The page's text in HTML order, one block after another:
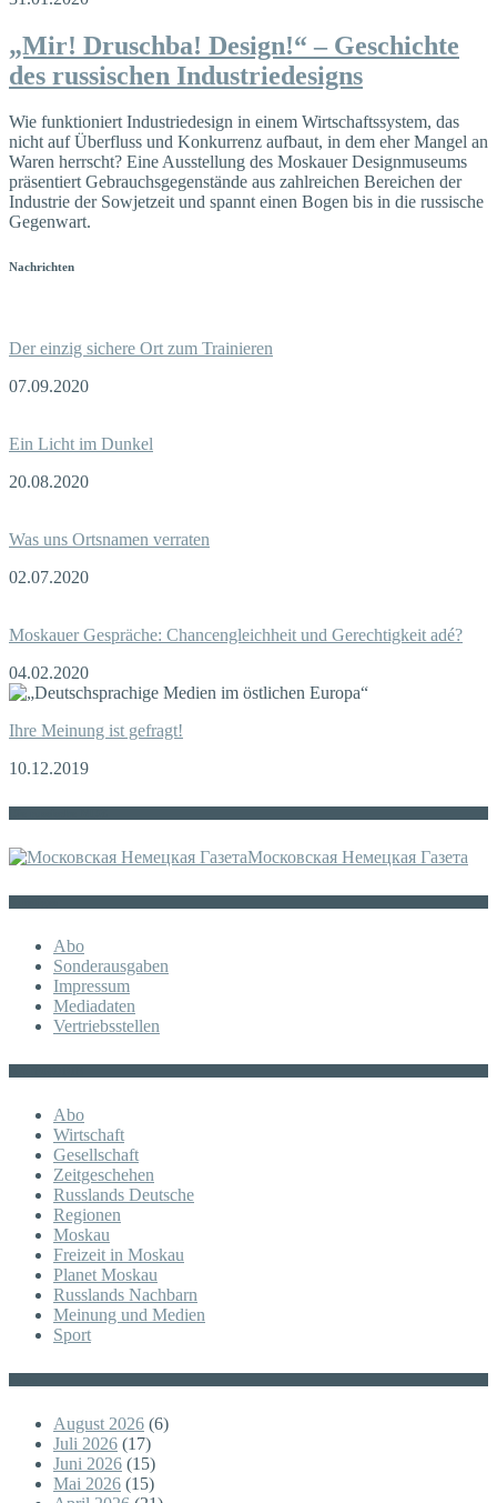
„Mir! Druschba! Design!“ – Geschichte
des russischen Industriedesigns
Wie funktioniert Industriedesign in einem Wirtschaftssystem, das
nicht auf Überfluss und Konkurrenz aufbaut, in dem eher Mangel an
Waren herrscht? Eine Ausstellung des Moskauer Designmuseums
präsentiert Gebrauchsgegenstände aus zahlreichen Bereichen der
Industrie der Sowjetzeit und spannt einen Bogen bis in die russische
Gegenwart.
Nachrichten
Der einzig sichere Ort zum Trainieren
07.09.2020
Ein Licht im Dunkel
20.08.2020
Was uns Ortsnamen verraten
02.07.2020
Moskauer Gespräche: Chancengleichheit und Gerechtigkeit adé?
04.02.2020
Ihre Meinung ist gefragt!
10.12.2019
Московская Немецкая Газета
Abo
Sonderausgaben
Impressum
Mediadaten
Vertriebsstellen
Abo
Wirtschaft
Gesellschaft
Zeitgeschehen
Russlands Deutsche
Regionen
Moskau
Freizeit in Moskau
Planet Moskau
Russlands Nachbarn
Meinung und Medien
Sport
August 2026 (6)
Juli 2026 (17)
Juni 2026 (15)
Mai 2026 (15)